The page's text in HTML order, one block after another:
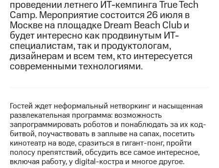
Медиа-центр
Пресс-
релизы
МТС
о технологиях
Финансовая
отчетность
Контакты
Пригласить
проведении летнего ИТ-кемпинга True Tech
Сamp. Мероприятие состоится 26 июля в
Москве на площадке Dream Beach Club и
будет интересно как продвинутым ИТ-
специалистам, так и продуктологам,
дизайнерам и всем тем, кто интересуется
современными технологиями.
Гостей ждет неформальный нетворкинг и насыщенная
развлекательная программа: возможность
запрограммировать роботов и понаблюдать за их код-
битвой, поучаствовать в заплыве на сапах, посетить
кинотеатр на воде, сразиться в гигант-понг, пройти
полосу препятствий, обсудить все самое интересное,
включая работу, у digital-костра и многое другое.